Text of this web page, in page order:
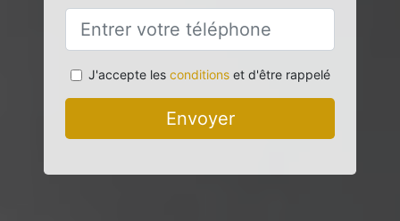
J'accepte les conditionset d'être rappelé
Envoyer